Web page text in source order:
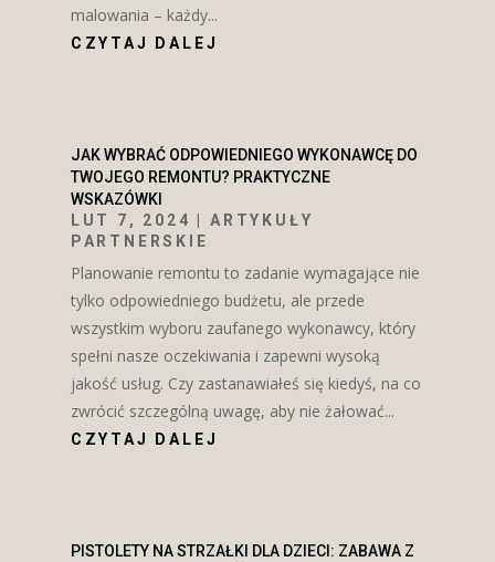
malowania – każdy...
CZYTAJ DALEJ
JAK WYBRAĆ ODPOWIEDNIEGO WYKONAWCĘ DO
TWOJEGO REMONTU? PRAKTYCZNE
WSKAZÓWKI
LUT 7, 2024
|ARTYKUŁY
PARTNERSKIE
Planowanie remontu to zadanie wymagające nie
tylko odpowiedniego budżetu, ale przede
wszystkim wyboru zaufanego wykonawcy, który
spełni nasze oczekiwania i zapewni wysoką
jakość usług. Czy zastanawiałeś się kiedyś, na co
zwrócić szczególną uwagę, aby nie żałować...
CZYTAJ DALEJ
PISTOLETY NA STRZAŁKI DLA DZIECI: ZABAWA Z